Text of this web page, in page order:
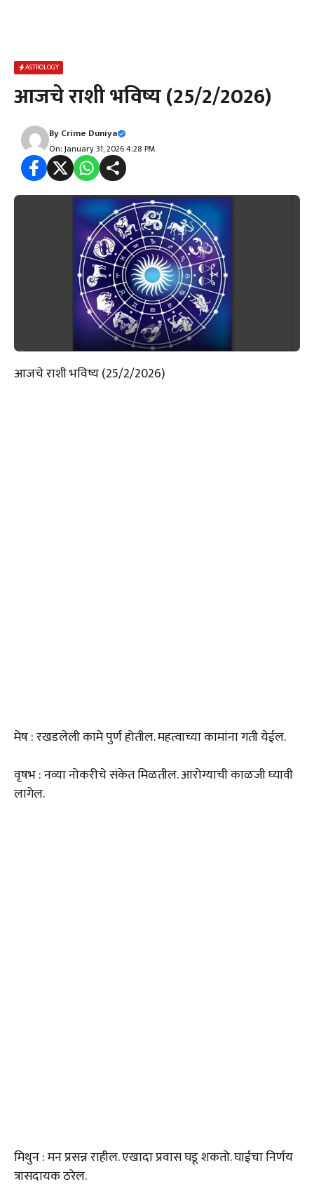
ASTROLOGY
आजचे राशी भविष्य (25/2/2026)
ByCrime Duniya
On: January 31, 2026 4:28 PM
आजचे राशी भविष्य (25/2/2026)
मेष : रखडलेली कामे पुर्ण होतील. महत्वाच्या कामांना गती येईल.
वृषभ : नव्या नोकरीचे संकेत मिळतील. आरोग्याची काळजी घ्यावी
लागेल.
मिथुन : मन प्रसन्न राहील. एखादा प्रवास घडू शकतो. घाईचा निर्णय
त्रासदायक ठरेल.